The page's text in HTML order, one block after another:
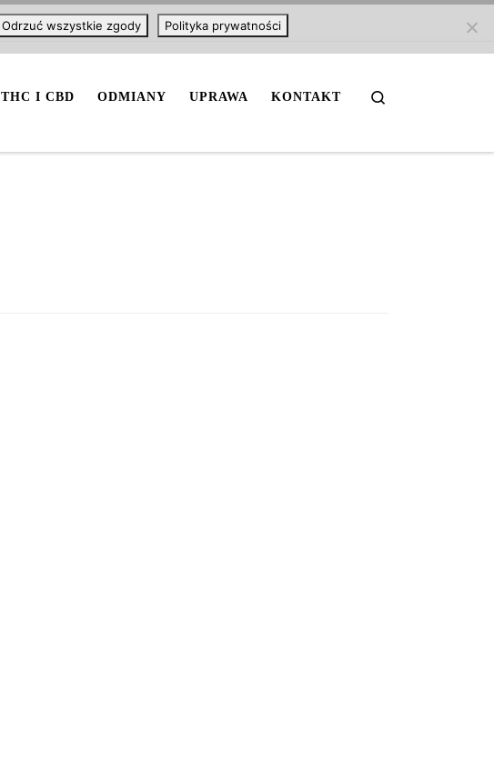
THC I CBD ODMIANY UPRAWA KONTAKT
Odrzuć wszystkie zgody Polityka prywatności